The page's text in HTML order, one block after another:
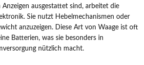
ausgestattet sind, arbeitet die
Sie nutzt Hebelmechanismen oder
anzuzeigen. Diese Art von Waage ist oft
Batterien, was sie besonders in
nützlich macht.